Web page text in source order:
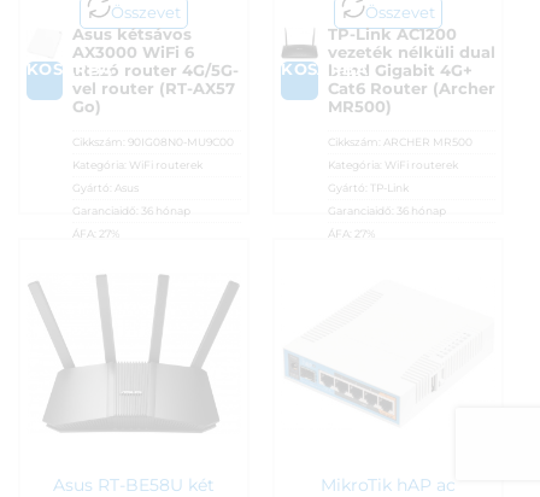
Összevet
KOSÁRBA
Asus kétsávos
AX3000 WiFi 6
utazó router 4G/5G-
vel router (RT-AX57
Go)
Cikkszám:90IG08N0-MU9C00
Kategória: WiFi routerek
Gyártó: Asus
Garanciaidő:
36 hónap
ÁFA:
27%
41 990
Összevet
KOSÁRBA
TP-Link AC1200
vezeték nélküli dual
band Gigabit 4G+
Cat6 Router (Archer
MR500)
Cikkszám: ARCHER MR500
Kategória: WiFi routerek
Gyártó:
TP-Link
Garanciaidő:
36 hónap
ÁFA:
27%
Asus RT-BE58U két
MikroTik hAP ac